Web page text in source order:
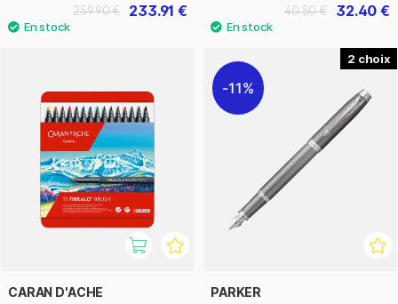
233.91 €
259.90 € 32.40 €
40.50 €
CARAN D'ACHE
2
11%
PARKER